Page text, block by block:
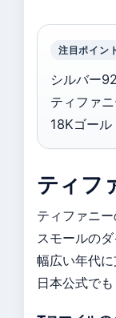
注目ポイン
シルバー
ティファ
18Kゴー
ティフ
ティファニ
スモールの
幅広い年代
日本公式で